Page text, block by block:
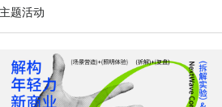
题活动